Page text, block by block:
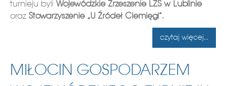
turnieju byli Wojewódzkie Zrzeszenie LZS w Lublinie
oraz Stowarzyszenie „U Źródeł Ciemięgi”.
czytaj więcej...
MIŁOCIN GOSPODARZEM